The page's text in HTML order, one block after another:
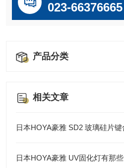
023-66376665
产品分类
相关文章
日本HOYA豪雅 UV固化灯有那些